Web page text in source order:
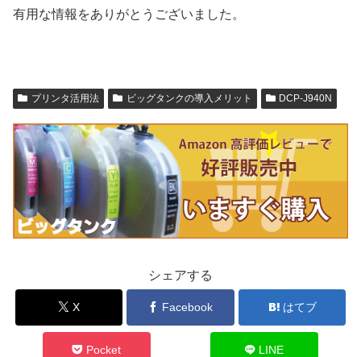
有用な情報をありがとうございました。
プリンタ活用法 ビッグタンクの導入メリット DCP-J940N
シェアする
X Facebook はてブ
Pocket LINE